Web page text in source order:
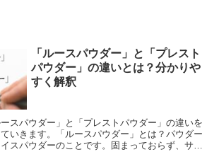
「ルースパウダー」と「プレスト
パウダー」の違いとは？分かりや
すく解釈
スパウダー」と「プレストパウダー」の違いを
いきます。「ルースパウダー」とは？パウダー
スパウダーのことです。固まっておらず、サラ